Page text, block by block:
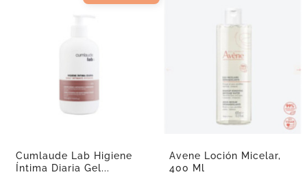
Cumlaude Lab Higiene
Íntima Diaria Gel...
Avene Loción Micelar,
400 Ml